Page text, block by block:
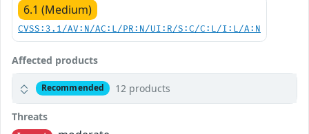
6.1 (Medium)
CVSS:3.1/AV:N/AC:L/PR:N/UI:R/S:C/C:L/I:L/A:N
Affected products
Recommended 12 products
Threats